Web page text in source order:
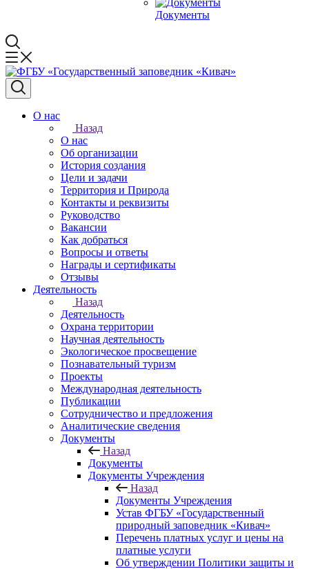
Документы
О нас
Назад
О нас
Об организации
История создания
Цели и задачи
Территория и Природа
Контакты и реквизиты
Руководство
Вакансии
Как добраться
Вопросы и ответы
Награды и сертификаты
Отзывы
Деятельность
Назад
Деятельность
Охрана территории
Научная деятельность
Экологическое просвещение
Познавательный туризм
Проекты
Международная деятельность
Публикации
Сотрудничество и предложения
Аналитические сведения
Документы
Назад
Документы
Документы Учреждения
Назад
Документы Учреждения
Устав ФГБУ «Государственный
природный заповедник «Кивач»
Перечень платных услуг и цены на
платные услуги
Об утверждении Политики защиты и